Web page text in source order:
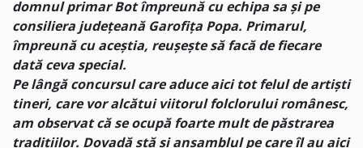
domnul primar Bot împreună cu echipa sa și pe
consiliera județeană Garofița Popa. Primarul,
împreună cu aceștia, reușește să facă de fiecare
dată ceva special.
Pe lângă concursul care aduce aici tot felul de artiști
tineri, care vor alcătui viitorul folclorului românesc,
am observat că se ocupă foarte mult de păstrarea
tradițiilor. Dovadă stă și ansamblul pe care îl au aici